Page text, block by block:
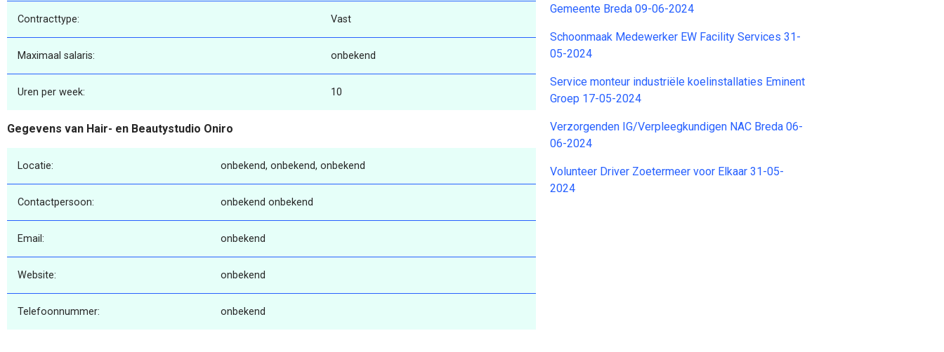
Contracttype: Vast
Maximaal salaris: onbekend
Uren per week: 10
Gegevens van Hair- en Beautystudio Oniro
Locatie: onbekend, onbekend, onbekend
Contactpersoon: onbekend onbekend
Email: onbekend
Website: onbekend
Telefoonnummer: onbekend
Gemeente Breda 09-06-2024
Schoonmaak Medewerker EW Facility Services 31-
05-2024
Service monteur industriële koelinstallaties Eminent
Groep 17-05-2024
Verzorgenden IG/Verpleegkundigen NAC Breda 06-
06-2024
Volunteer Driver Zoetermeer voor Elkaar 31-05-
2024